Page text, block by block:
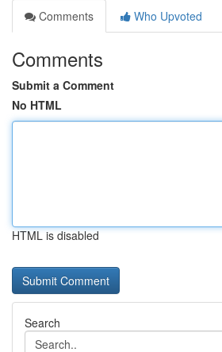
Comments
Who Upvoted
Comments
Submit a Comment
No HTML
HTML is disabled
Search